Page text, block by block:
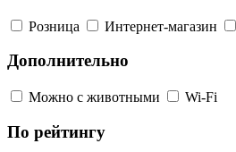
Розница Интернет-магазин
Дополнительно
Можно с животными Wi-Fi
По рейтингу